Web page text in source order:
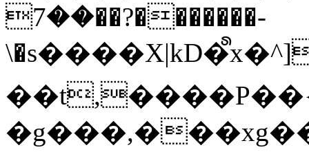
��7��?�������-